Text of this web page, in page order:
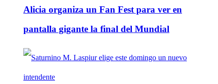
Alicia organiza un Fan Fest para ver en
pantalla gigante la final del Mundial